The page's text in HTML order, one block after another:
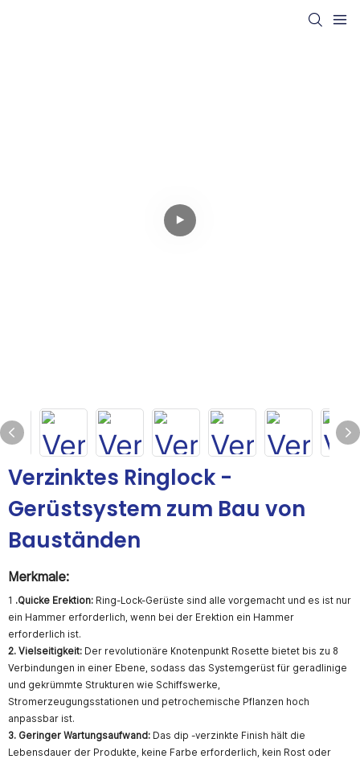
Verzinktes Ringlock -
Gerüstsystem zum Bau von
Bauständen
Merkmale:
1 .Quicke Erektion: Ring-Lock-Gerüste sind alle vorgemacht und es ist nur
ein Hammer erforderlich, wenn bei der Erektion ein Hammer
erforderlich ist.
2. Vielseitigkeit: Der revolutionäre Knotenpunkt Rosette bietet bis zu 8
Verbindungen in einer Ebene, sodass das Systemgerüst für geradlinige
und gekrümmte Strukturen wie Schiffswerke,
Stromerzeugungsstationen und petrochemische Pflanzen hoch
anpassbar ist.
3. Geringer Wartungsaufwand: Das dip -verzinkte Finish hält die
Lebensdauer der Produkte, keine Farbe erforderlich, kein Rost oder